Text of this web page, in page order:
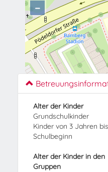
−
Alter der Kinder
Grundschulkinder
Kinder von 3 Jahren bis
Schulbeginn
Alter der Kinder in den
Gruppen